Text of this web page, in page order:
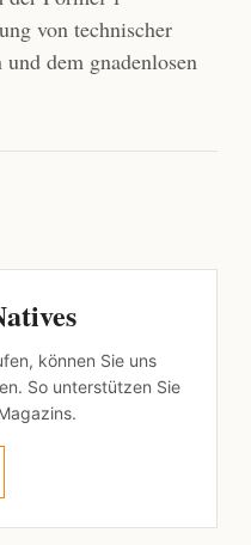
von technischer
dem gnadenlosen
können Sie uns
So unterstützen Sie